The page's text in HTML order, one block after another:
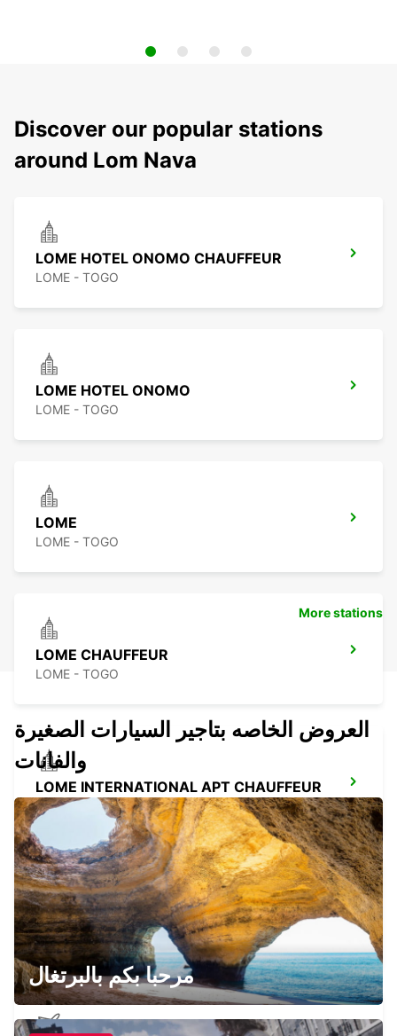
Discover our popular stations
around Lom Nava
LOME HOTEL ONOMO CHAUFFEUR
LOME - TOGO
LOME HOTEL ONOMO
LOME - TOGO
LOME
LOME - TOGO
LOME CHAUFFEUR
LOME - TOGO
LOME INTERNATIONAL APT CHAUFFEUR
LOME - TOGO
LOME INTERNATIONAL AIRPORT
LOME - TOGO
More stations
العروض الخاصه بتاجير السيارات الصغيرة
والفانات
مرحبا بكم بالبرتغال